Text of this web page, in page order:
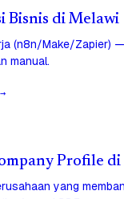
Bisnis di Melawi
(n8n/Make/Zapier)
manual.
Profile
yang